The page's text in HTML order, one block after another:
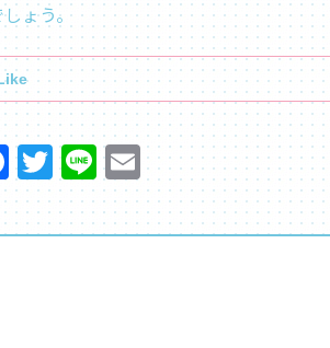
しょう。
F
a
c
T
w
itt
Li
n
e
E
m
ai